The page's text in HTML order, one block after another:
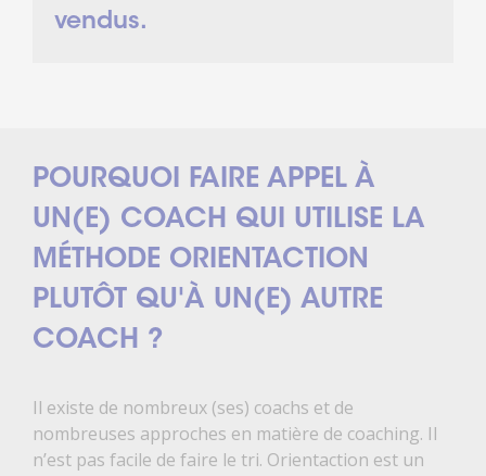
vendus.
POURQUOI FAIRE APPEL À
UN(E) COACH QUI UTILISE LA
MÉTHODE ORIENTACTION
PLUTÔT QU'À UN(E) AUTRE
COACH ?
Il existe de nombreux (ses) coachs et de
nombreuses approches en matière de coaching. Il
n’est pas facile de faire le tri. Orientaction est un